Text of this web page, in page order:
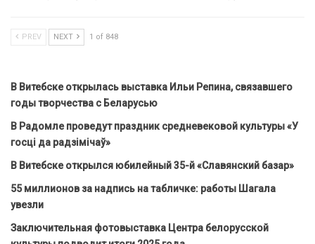
PREV NEXT 1 of 848
В Витебске открылась выставка Ильи Репина, связавшего
годы творчества с Беларусью
В Радомле проведут праздник средневековой культуры «У
госці да радзімічаў»
В Витебске открылся юбилейный 35-й «Славянский базар»
55 миллионов за надпись на табличке: работы Шагала
увезли
Заключительная фотовыставка Центра белорусской